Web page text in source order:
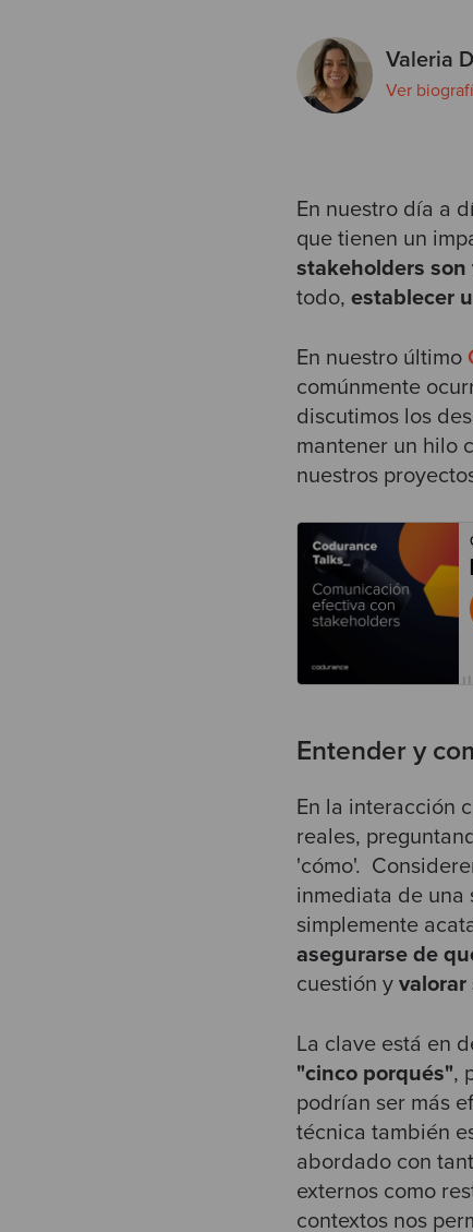
Valeria
Ver
En nuestro día a
que tienen un
stakeholders
todo, establecer
En nuestro último
comúnmente
discutimos los
mantener un hilo
nuestros
Entender y
En la interacción
reales,
'cómo'.
inmediata de una
simplemente
asegurarse de
cuestión y valorar
La clave está en
"cinco porqués",
podrían ser más
técnica también
abordado con
externos como
contextos nos